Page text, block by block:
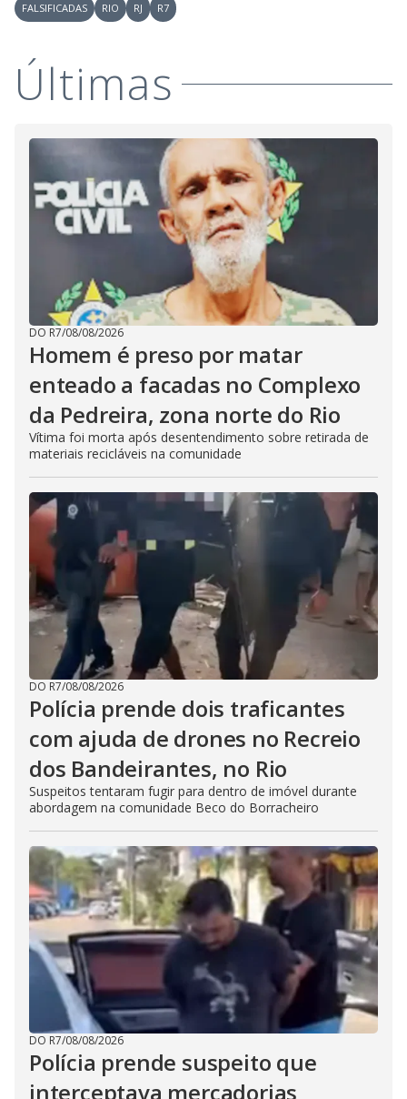
FALSIFICADAS
RIO RJ R7
Últimas
DO R7/08/08/2026
Homem é preso por matar
enteado a facadas no Complexo
da Pedreira, zona norte do Rio
Vítima foi morta após desentendimento sobre retirada de
materiais recicláveis na comunidade
DO R7/08/08/2026
Polícia prende dois traficantes
com ajuda de drones no Recreio
dos Bandeirantes, no Rio
Suspeitos tentaram fugir para dentro de imóvel durante
abordagem na comunidade Beco do Borracheiro
DO R7/08/08/2026
Polícia prende suspeito que
interceptava mercadorias